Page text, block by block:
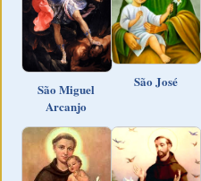
São Miguel
Arcanjo
São José